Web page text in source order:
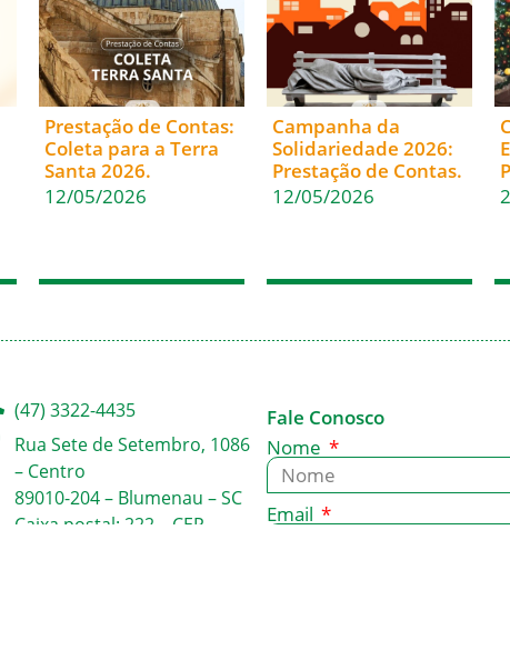
Prestação de Contas:
Coleta para a Terra
Santa 2026.
12/05/2026
Campanha da
Solidariedade 2026:
Prestação de Contas.
12/05/2026
(47) 3322-4435
Rua Sete de Setembro, 1086
– Centro
89010-204 – Blumenau – SC
Caixa postal: 222 – CEP
Fale Conosco
Nome
Email